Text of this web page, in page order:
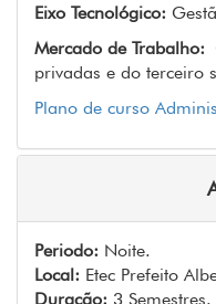
Eixo Tecnológico:
Mercado de Trabalho:
privadas e do terceiro
Plano de curso
Periodo: Noite.
Local: Etec Prefeito
Duração: 3 Semestres.